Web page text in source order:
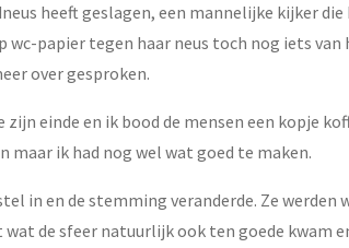
heeft geslagen, een mannelijke kijker
wc-papier tegen haar neus toch nog iets
over gesproken.
einde en ik bood de mensen een kopje
maar ik had nog wel wat goed te maken.
in en de stemming veranderde. Ze
de sfeer natuurlijk ook ten goede kwam